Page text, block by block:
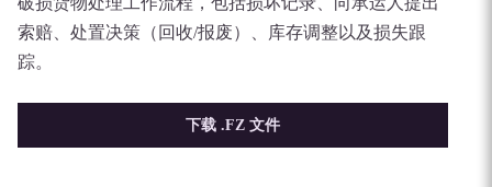
索赔、处置决策（回收/报废）、库存调整以及损失跟
踪。
下载 .FZ 文件